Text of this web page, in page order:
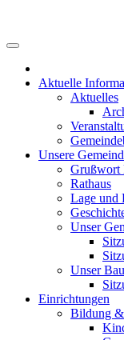
Aktuelle
Aktuelles
Unsere
Grußwort
Rathaus
Lage und
Unser
Unser
Einrichtungen
Bildung